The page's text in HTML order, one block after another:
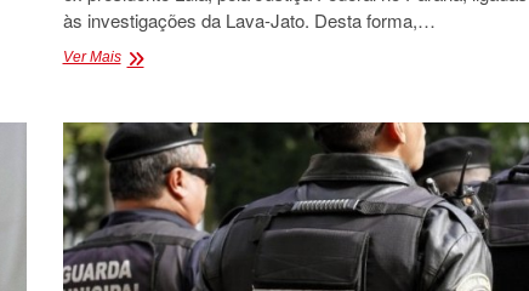
às investigações da Lava-Jato. Desta forma,…
Ver MaisAnulações
de
Lula
continuam
sendo
mantidas
pelo
STF.